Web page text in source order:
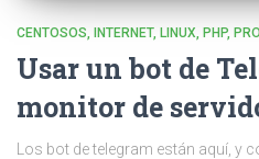
CENTOSOS INTERNET LINUX PHP
Usar un bot de
monitor de
Los bot de telegram están aquí, y